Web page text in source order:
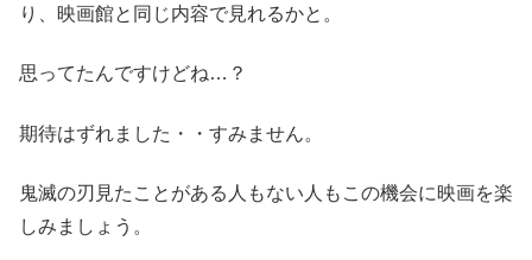
り、映画館と同じ内容で見れるかと。
思ってたんですけどね…？
期待はずれました・・すみません。
鬼滅の刃見たことがある人もない人もこの機会に映画を楽
しみましょう。